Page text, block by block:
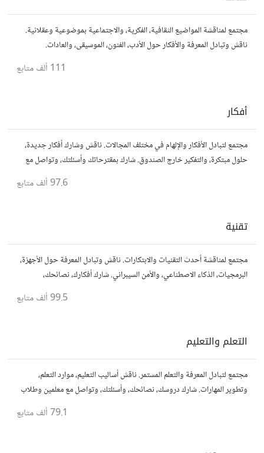
مجتمع لمناقشة المواضيع الثقافية، الفكرية، والاجتماعية بموضوعية وعقلانية.
ناقش وتبادل المعرفة والأفكار حول الأدب، الفنون، الموسيقى، والعادات.
111 ألف متابع
أفكار
مجتمع لتبادل الأفكار والإلهام في مختلف المجالات. ناقش وشارك أفكار جديدة،
حلول مبتكرة، والتفكير خارج الصندوق. شارك بمقترحاتك وأسئلتك، وتواصل مع
97.6 ألف متابع
تقنية
مجتمع لمناقشة أحدث التقنيات والابتكارات. ناقش وتبادل المعرفة حول الأجهزة،
البرمجيات، الذكاء الاصطناعي، والأمن السيبراني. شارك أفكارك، نصائحك،
99.5 ألف متابع
التعلم والتعليم
مجتمع لتبادل المعرفة والتعلم المستمر. ناقش أساليب التعليم، موارد التعلم،
وتطوير المهارات. شارك دروسك، نصائحك، وأسئلتك، وتواصل مع معلمين وطلاب
79.1 ألف متابع